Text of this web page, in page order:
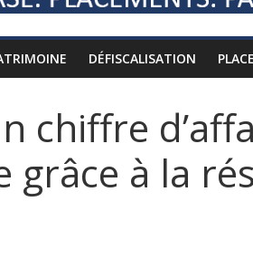
DÉFISCALISATION
chiffre
à la